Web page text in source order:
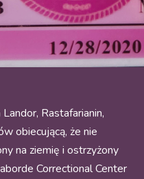
Rastafarianin,
obiecującą, że nie
na ziemię i ostrzyżony
Correctional Center